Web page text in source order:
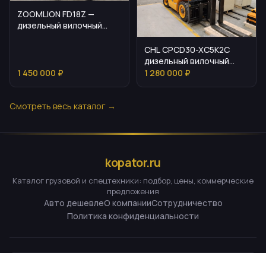
ZOOMLION FD18Z —
дизельный вилочный
1 450 000 ₽
CHL CPCD30-XC5K2C
дизельный вилочный
погрузчик: описание и
1 280 000 ₽
Смотреть весь каталог →
kopator.ru
Каталог грузовой и спецтехники: подбор, цены, коммерческие
предложения
Авто дешевлеО компанииСотрудничество
Политика конфиденциальности